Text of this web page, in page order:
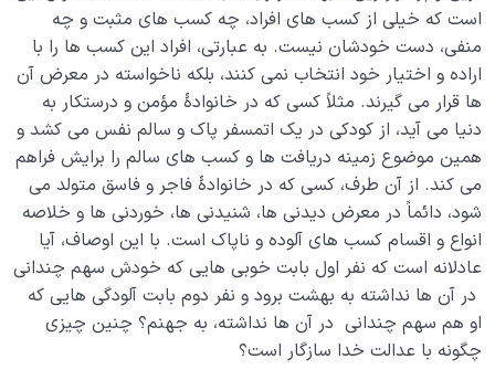
خدا چگونه ما را با نعمت های مادی و کمالات محدود
امتحان می کند؟
فلسفه امتحانات الهی وارتباط آ ن ها با رشد و تکامل انسان
چرا برخورداری از بهشت برای هر فرد متفاوت است؛ چه چیزی
کیفیت بهشت را تعیین می کند؟
ویژگی امتحانات الهی چیست؛ چرا بلاها را ظلم نمی دانیم؟
عدالت خدا کجاست؛ من به عادل بودن خدا شک دارم!
سنت استدراج چیست و چه کسانی به آن دچار می شوند؟
آیا راهی برای جبران گناهان وجود دارد یا قانون تبدیل
چیست؟
است که خیلی از کسب های افراد، چه کسب های مثبت و چه
منفی، دست خودشان نیست. به عبارتی، افراد این کسب ها را با
اراده و اختیار خود انتخاب نمی کنند، بلکه ناخواسته در معرض آن
ها قرار می گیرند. مثلاً کسی که در خانوادۀ مؤمن و درستکار به
دنیا می آید، از کودکی در یک اتمسفر پاک و سالم نفس می کشد و
همین موضوع زمینه دریافت ها و کسب های سالم را برایش فراهم
می کند. از آن طرف، کسی که در خانوادۀ فاجر و فاسق متولد می
شود، دائماً در معرض دیدنی ها، شنیدنی ها، خوردنی ها و خلاصه
انواع و اقسام کسب های آلوده و ناپاک است. با این اوصاف، آیا
عادلانه است که نفر اول بابت خوبی هایی که خودش سهم چندانی
در آن ها نداشته به بهشت برود و نفر دوم بابت آلودگی هایی که
او هم سهم چندانی در آن ها نداشته، به جهنم؟ چنین چیزی
چگونه با عدالت خدا سازگار است؟